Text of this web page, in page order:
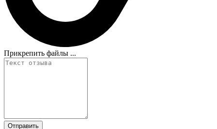
Прикрепить файлы ...